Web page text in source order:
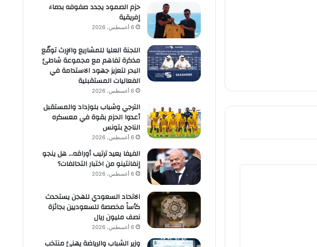
حزم الصمود يجدد صفوفه بدماء
إفريقية
6 أغسطس، 2026
اللجنة العليا للمشاريع والإرث توقّع
مذكرة تفاهم مع مجموعة شاطئ
البحر لتعزيز جهود الاستدامة في
الفعاليات المستقبلية
6 أغسطس، 2026
الترجي وشباب بلوزداد والمستقبل
أعدوا الحزم بقوة في معسكره
الناجح بتونس
6 أغسطس، 2026
الفيفا يعيد ترتيب أوراقه… هل ينجو
إنفانتينو من اختبار التحالفات؟
6 أغسطس، 2026
الاتحاد السعودي للهجن يستحدث
كأساً مخصصة للسعوديين بجائزة
نصف مليون ريال
6 أغسطس، 2026
وزير الشباب والرياضة يهنئ منتخب